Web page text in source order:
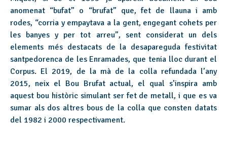
anomenat “bufat” o “brufat” que, fet de llauna i amb
rodes, “corria y empaytava a la gent, engegant cohets per
les banyes y per tot arreu”, sent considerat un dels
elements més destacats de la desapareguda festivitat
santpedorenca de les Enramades, que tenia lloc durant el
Corpus. El 2019, de la mà de la colla refundada l’any
2015, neix el Bou Brufat actual, el qual s’inspira amb
aquest bou històric simulant ser fet de metall, i que es va
sumar als dos altres bous de la colla que consten datats
del 1982 i 2000 respectivament.